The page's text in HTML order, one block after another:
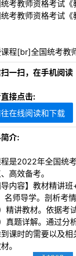
考教师资格考试
考教师资格考试
课程[br]全国统考教
一扫，在手机阅读
接点击:
在线阅读和下载
介:
是2022年全国统
高效备考。
导内容】教材精讲
）名师导学。剖析考
）精讲教材。依据考
）真题详解。通过分
课时的需要以及
。